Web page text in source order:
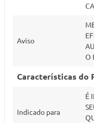
Aviso
O
Características do
Indicado para
É